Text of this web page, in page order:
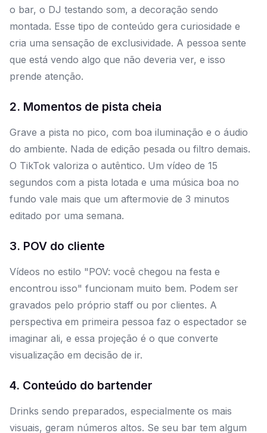
o bar, o DJ testando som, a decoração sendo
montada. Esse tipo de conteúdo gera curiosidade e
cria uma sensação de exclusividade. A pessoa sente
que está vendo algo que não deveria ver, e isso
prende atenção.
2. Momentos de pista cheia
Grave a pista no pico, com boa iluminação e o áudio
do ambiente. Nada de edição pesada ou filtro demais.
O TikTok valoriza o autêntico. Um vídeo de 15
segundos com a pista lotada e uma música boa no
fundo vale mais que um aftermovie de 3 minutos
editado por uma semana.
3. POV do cliente
Vídeos no estilo "POV: você chegou na festa e
encontrou isso" funcionam muito bem. Podem ser
gravados pelo próprio staff ou por clientes. A
perspectiva em primeira pessoa faz o espectador se
imaginar ali, e essa projeção é o que converte
visualização em decisão de ir.
4. Conteúdo do bartender
Drinks sendo preparados, especialmente os mais
visuais, geram números altos. Se seu bar tem algum